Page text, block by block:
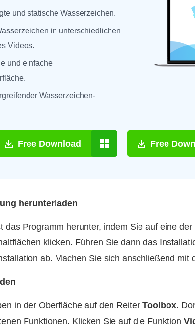
und statische Wasserzeichen.
in unterschiedlichen
Videos.
und einfache
Wasserzeichen-
Free Download Free
herunterladen
das Programm herunter, indem Sie auf eine der
klicken. Führen Sie dann das
ab. Machen Sie sich anschließend mit
in der Oberfläche auf den Reiter Toolbox.
Funktionen. Klicken Sie auf die Funktion